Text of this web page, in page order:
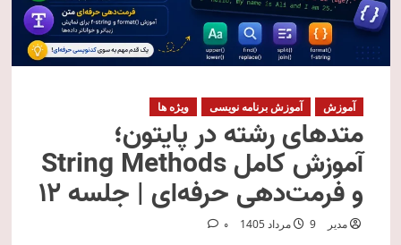
آموزش آموزش برنامه نویسی ویژه ها
متدهای رشته در پایتون؛
آموزش کامل String Methods
و فرمت‌دهی حرفه‌ای | جلسه ۱۲
مدیر 9 مرداد 1405 0